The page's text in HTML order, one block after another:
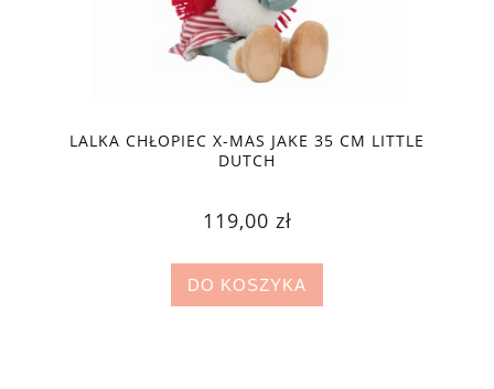
LALKA CHŁOPIEC X-MAS JAKE 35 CM LITTLE
DUTCH
119,00 zł
DO KOSZYKA